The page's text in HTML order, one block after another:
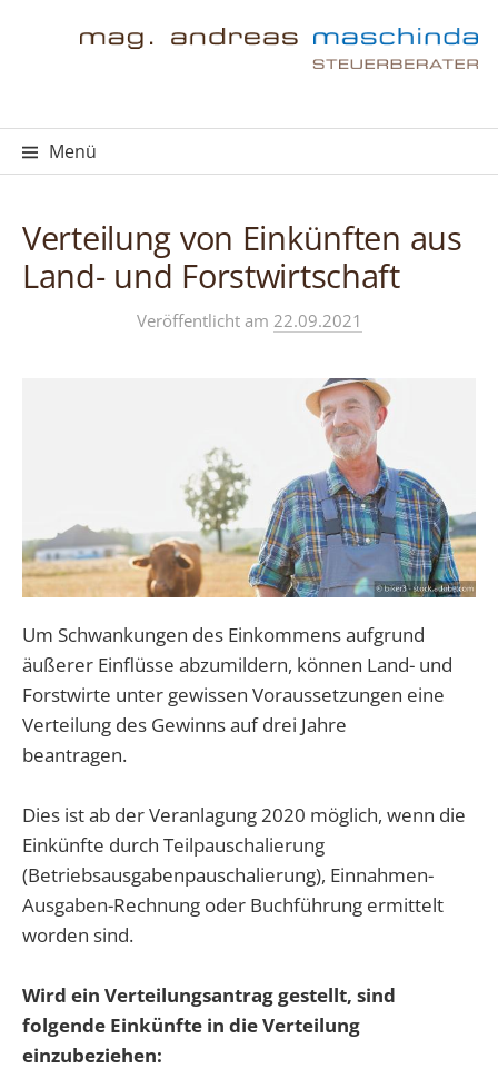
Menü
Verteilung von Einkünften aus
Land- und Forstwirtschaft
Veröffentlicht am 22.09.2021
Um Schwankungen des Einkommens aufgrund
äußerer Einflüsse abzumildern, können Land- und
Forstwirte unter gewissen Voraussetzungen eine
Verteilung des Gewinns auf drei Jahre
beantragen.
Dies ist ab der Veranlagung 2020 möglich, wenn die
Einkünfte durch Teilpauschalierung
(Betriebsausgabenpauschalierung), Einnahmen-
Ausgaben-Rechnung oder Buchführung ermittelt
worden sind.
Wird ein Verteilungsantrag gestellt, sind
folgende Einkünfte in die Verteilung
einzubeziehen: